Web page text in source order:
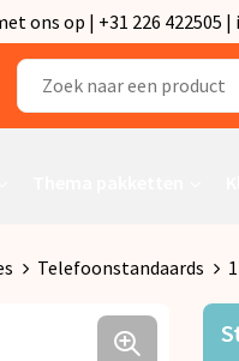
ons op | +31 226 422505
Telefoonstandaards